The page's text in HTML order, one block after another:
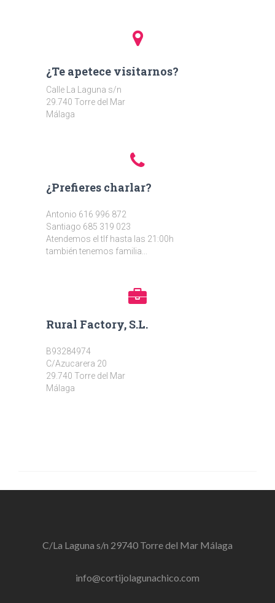
¿Te apetece visitarnos?
Calle La Laguna s/n
29.740 Torre del Mar
Málaga
¿Prefieres charlar?
Antonio 616 996 872
Santiago 685 319 023
Atendemos el tlf hasta las 21:00h
también tenemos familia...
Rural Factory, S.L.
B93284974
C/Azucarera 20
29.740 Torre del Mar
Málaga
C/La Laguna s/n 29740 Torre del Mar Málaga
info@cortijolagunachico.com